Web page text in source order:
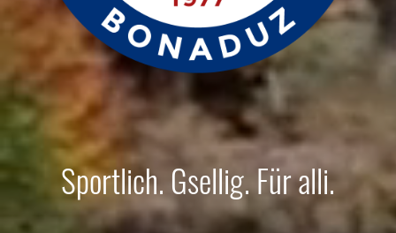
Sportlich. Gsellig. Für alli.